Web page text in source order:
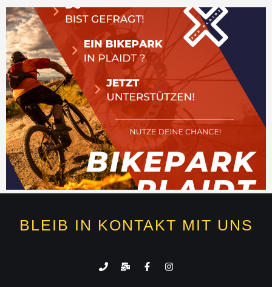
BLEIB IN KONTAKT MIT UNS